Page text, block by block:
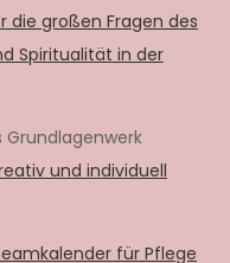
die großen Fragen des
Spiritualität in der
und individuell
für Pflege